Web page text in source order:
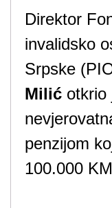
Direktor
invalidsko
Srpske
Milić otkrio
penzijom
100.000